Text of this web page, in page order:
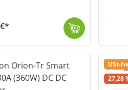
USt-
Rabatt
27,28